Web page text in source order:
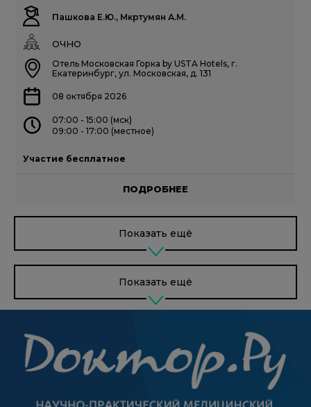
Пашкова Е.Ю., Мкртумян А.М.
ОЧНО
Отель Московская Горка by USTA Hotels, г.
Екатеринбург, ул. Московская, д. 131
08 октября 2026
07:00 - 15:00 (мск)
09:00 - 17:00 (местное)
Участие бесплатное
ПОДРОБНЕЕ
Показать ещё
Показать ещё